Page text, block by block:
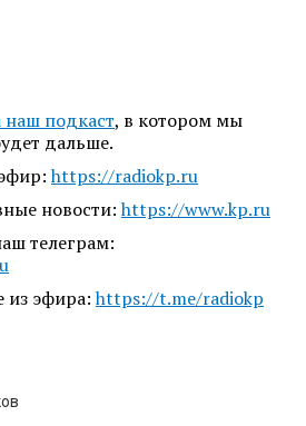
подкаст, в котором мы
дальше.
https://radiokp.ru
новости:https://www.kp.ru
телеграм:
из эфира:https://t.me/radiokp